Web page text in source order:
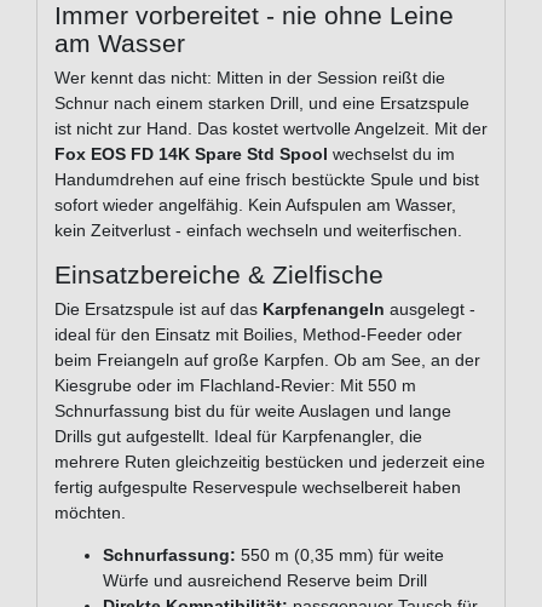
Immer vorbereitet - nie ohne Leine
am Wasser
Wer kennt das nicht: Mitten in der Session reißt die
Schnur nach einem starken Drill, und eine Ersatzspule
ist nicht zur Hand. Das kostet wertvolle Angelzeit. Mit der
Fox EOS FD 14K Spare Std Spool wechselst du im
Handumdrehen auf eine frisch bestückte Spule und bist
sofort wieder angelfähig. Kein Aufspulen am Wasser,
kein Zeitverlust - einfach wechseln und weiterfischen.
Einsatzbereiche & Zielfische
Die Ersatzspule ist auf das Karpfenangeln ausgelegt -
ideal für den Einsatz mit Boilies, Method-Feeder oder
beim Freiangeln auf große Karpfen. Ob am See, an der
Kiesgrube oder im Flachland-Revier: Mit 550 m
Schnurfassung bist du für weite Auslagen und lange
Drills gut aufgestellt. Ideal für Karpfenangler, die
mehrere Ruten gleichzeitig bestücken und jederzeit eine
fertig aufgespulte Reservespule wechselbereit haben
möchten.
Schnurfassung: 550 m (0,35 mm) für weite
Würfe und ausreichend Reserve beim Drill